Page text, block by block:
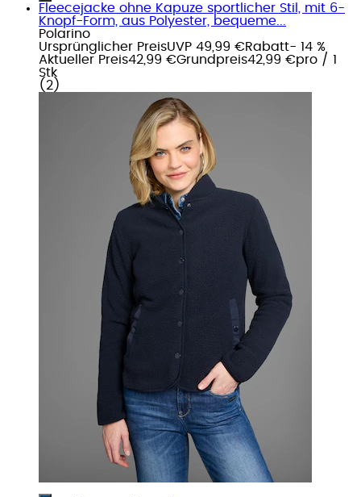
Fleecejacke ohne Kapuze sportlicher Stil, mit 6-
Knopf-Form, aus Polyester, bequeme...
Polarino
Ursprünglicher PreisUVP 49,99 €Rabatt- 14 %
Aktueller Preis42,99 €Grundpreis42,99 €pro / 1
Stk
( 2 )